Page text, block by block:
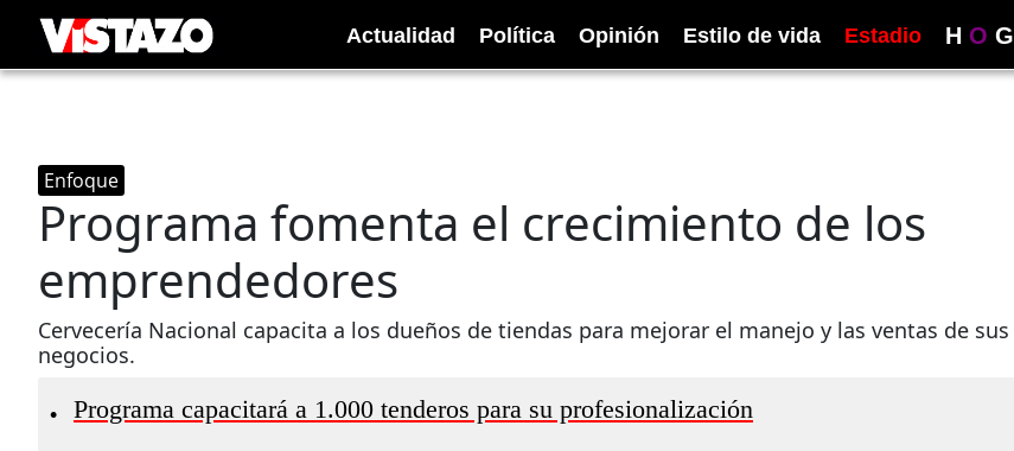
Actualidad Política Opinión Estilo de vida Estadio H O G
Enfoque
Programa fomenta el crecimiento de los
emprendedores
Cervecería Nacional capacita a los dueños de tiendas para mejorar el manejo y las ventas de sus
negocios.
• Programa capacitará a 1.000 tenderos para su profesionalización